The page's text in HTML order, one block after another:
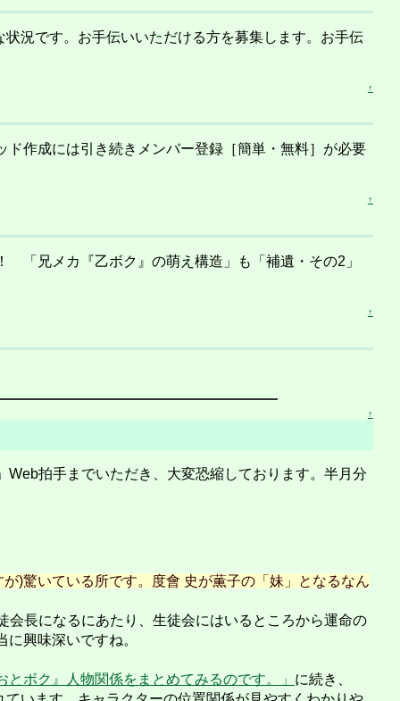
況です。お手伝いいただける方を募集します。お手伝
↑
作成には引き続きメンバー登録［簡単・無料］が必要
↑
「兄メカ『乙ボク』の萌え構造」も「補遺・その2」
↑
↑
拍手までいただき、大変恐縮しております。半月分
)驚いている所です。度會 史が薫子の「妹」となるなん
長になるにあたり、生徒会にはいるところから運命の
興味深いですね。
とボク』人物関係をまとめてみるのです。」 に続き、